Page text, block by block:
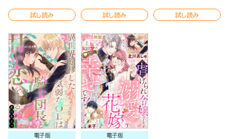
試し読み 試し読み 試し読み
電子版
電子版